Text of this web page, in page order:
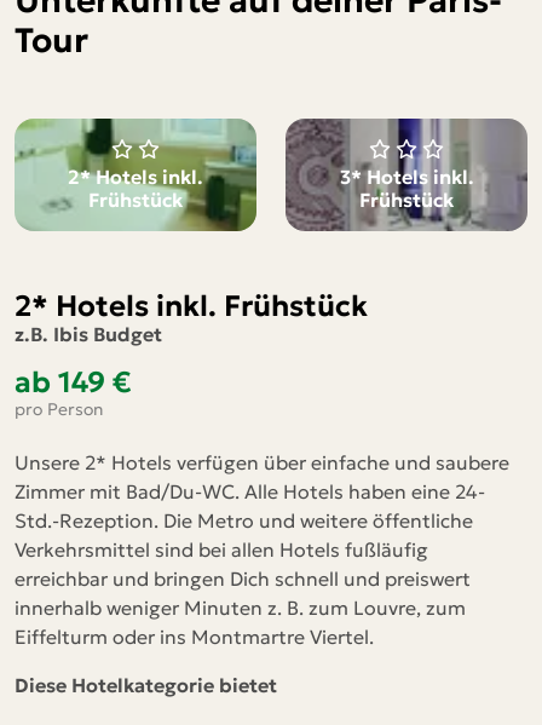
Tour
2* Hotels inkl.
Frühstück
3* Hotels inkl.
Frühstück
2* Hotels inkl. Frühstück
z.B. Ibis Budget
ab 149 €
pro Person
Unsere 2* Hotels verfügen über einfache und saubere
Zimmer mit Bad/Du-WC. Alle Hotels haben eine 24-
Std.-Rezeption. Die Metro und weitere öffentliche
Verkehrsmittel sind bei allen Hotels fußläufig
erreichbar und bringen Dich schnell und preiswert
innerhalb weniger Minuten z. B. zum Louvre, zum
Eiffelturm oder ins Montmartre Viertel.
Diese Hotelkategorie bietet